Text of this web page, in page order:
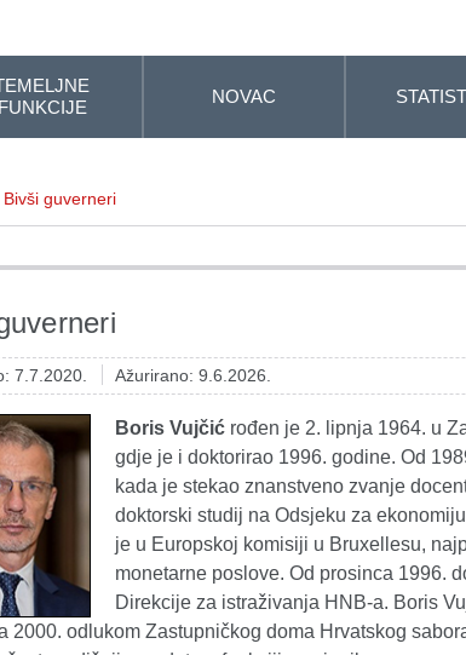
FUNKCIJE
NOVAC
Bivši guverneri
7.7.2020. Ažurirano: 9.6.2026.
Boris Vujčić rođen je 2. lipnja 1964. u
gdje je i doktorirao 1996. godine. Od
kada je stekao znanstveno zvanje
doktorski studij na Odsjeku za
je u Europskoj komisiji u Bruxellesu,
monetarne poslove. Od prosinca 1996.
Direkcije za istraživanja HNB-a. Boris
2000. odlukom Zastupničkog doma Hrvatskog